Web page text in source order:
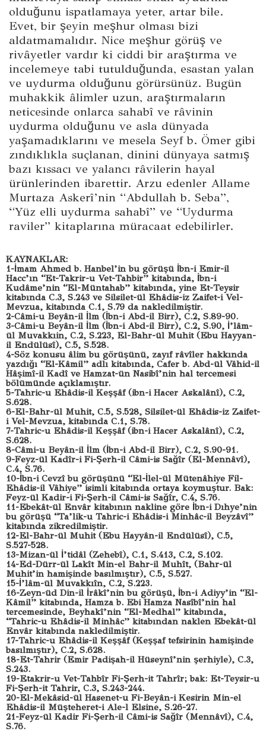
olduğunu ispatlamaya yeter, artar bile.
Evet, bir şeyin meşhur olması bizi
aldatmamalıdır. Nice meşhur görüş ve
rivâyetler vardır ki ciddi bir araştırma ve
incelemeye tabi tutulduğunda, esastan yalan
ve uydurma olduğunu görürsünüz. Bugün
muhakkik âlimler uzun, araştırmaların
neticesinde onlarca sahabî ve râvinin
uydurma olduğunu ve asla dünyada
yaşamadıklarını ve mesela Seyf b. Ömer gibi
zındıklıkla suçlanan, dinini dünyaya satmış
bazı kıssacı ve yalancı râvilerin hayal
ürünlerinden ibarettir. Arzu edenler Allame
Murtaza Askerî’nin “Abdullah b. Seba”,
“Yüz elli uydurma sahabî” ve “Uydurma
raviler” kitaplarına müracaat edebilirler.
KAYNAKLAR:
1-İmam Ahmed b. Hanbel’in bu görüşü İbn-i Emir-il
Hacc’ın “Et-Takrir-u Vet-Tahbir” kitabında, İbn-i
Kudâme’nin “El-Müntahab” kitabında, yine Et-Teysir
kitabında C.3, S.243 ve Silsilet-ül Ehâdis-iz Zaifet-i Vel-
Mevzua, kitabında C.1, S.79 da nakledilmiştir.
2-Câmi-u Beyân-il İlm (İbn-i Abd-il Birr), C.2, S.89-90.
3-Câmi-u Beyân-il İlm (İbn-i Abd-il Birr), C.2, S.90, İ’lâm-
ül Muvakkıin, C.2, S.223, El-Bahr-ül Muhit (Ebu Hayyan-
il Endülüsî), C.5, S.528.
4-Söz konusu âlim bu görüşünü, zayıf râvîler hakkında
yazdığı “El-Kâmil” adlı kitabında, Cafer b. Abd-ül Vâhid-il
Hâşimî-il Kadî ve Hamzat-ün Nasibî’nin hal tercemesi
bölümünde açıklamıştır.
5-Tahric-u Ehâdis-il Keşşâf (ibn-i Hacer Askalânî), C.2,
S.628.
6-El-Bahr-ül Muhit, C.5, S.528, Silsilet-ül Ehâdis-iz Zaifet-
i Vel-Mevzua, kitabında C.1, S.78.
7-Tahric-u Ehâdis-il Keşşâf (ibn-i Hacer Askalânî), C.2,
S.628.
8-Câmi-u Beyân-il İlm (İbn-i Abd-il Birr), C.2, S.90-91.
9-Feyz-ül Kadîr-i Fi-Şerh-il Câmi-is Sağîr (El-Mennâvî),
C.4, S.76.
10-İbn-i Cevzî bu görüşünü “El-İlel-ül Mütenâhiye Fil-
Ehâdis-il Vâhiye” isimli kitabında ortaya koymuştur. Bak:
Feyz-ül Kadir-i Fi-Şerh-il Câmi-is Sağîr, C.4, S.76.
11-Ebekât-ül Envâr kitabının nakline göre İbn-i Dıhye’nin
bu görüşü “Ta’lik-u Tahric-i Ehâdis-i Minhâc-il Beyzâvî”
kitabında zikredilmiştir.
12-El-Bahr-ül Muhit (Ebu Hayyân-il Endülüsî), C.5,
S.527-528.
13-Mizan-ül İ’tidâl (Zehebî), C.1, S.413, C.2, S.102.
14-Ed-Dürr-ül Lakît Min-el Bahr-il Muhît, (Bahr-ül
Muhit’in hamişinde basılmıştır), C.5, S.527.
15-İ’lâm-ül Muvakkıîn, C.2, S.223.
16-Zeyn-üd Din-il İrâkî’nin bu görüşü, İbn-i Adiyy’in “El-
Kâmil” kitabında, Hamza b. Ebi Hamza Nasîbî’nin hal
tercemesinde, Beyhakî’nin “El-Medhal” kitabında,
“Tahric-u Ehâdis-il Minhâc” kitabından naklen Ebekât-ül
Envâr kitabında nakledilmiştir.
17-Tahric-u Ehâdis-il Keşşâf (Keşşaf tefsirinin hamişinde
basılmıştır), C.2, S.628.
18-Et-Tahrir (Emir Padişah-il Hüseynî’nin şerhiyle), C.3,
S.243.
19-Etakrir-u Vet-Tahbîr Fi-Şerh-it Tahrîr; bak: Et-Teysir-u
Fi-Şerh-it Tahrir, C.3, S.243-244.
20-El-Mekâsid-ül Hasenet-u Fi-Beyân-i Kesirin Min-el
Ehâdis-il Müşteheret-i Ale-l Elsine, S.26-27.
21-Feyz-ül Kadir Fi-Şerh-il Câmi-is Sağîr (Mennâvî), C.4,
S.76.